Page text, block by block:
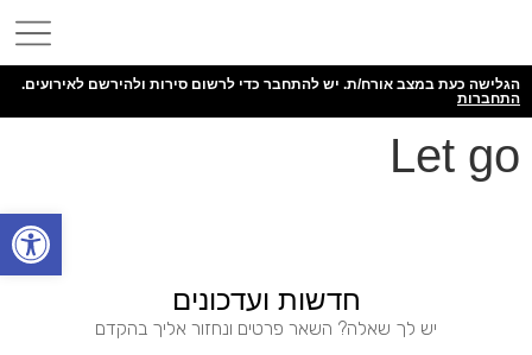
הגלישה כעת במצב אורח/ת. יש להתחבר כדי לרשום סירות ולהירשם לאירועים.
התחברות
Let go
חדשות ועדכונים
יש לך שאלה? השאר פרטים ונחזור אליך בהקדם